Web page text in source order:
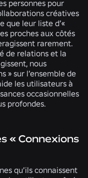
personnes pour
créatives
que leur liste d’«
proches aux côtés
rarement.
de relations et la
nous
» sur l’ensemble de
les utilisateurs à
occasionnelles
profondes.
« Connexions
qu’ils connaissent